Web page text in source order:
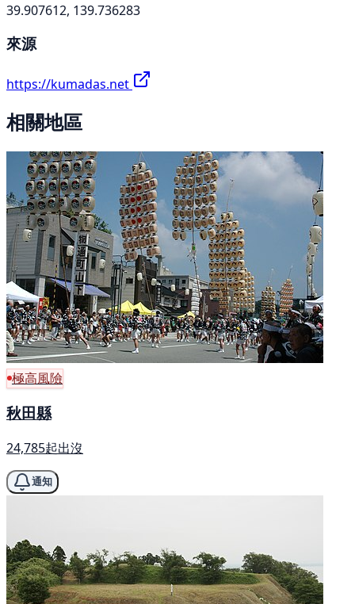
39.907612, 139.736283
來源
https://kumadas.net
相關地區
極高風險
秋田縣
24,785起出沒
通知